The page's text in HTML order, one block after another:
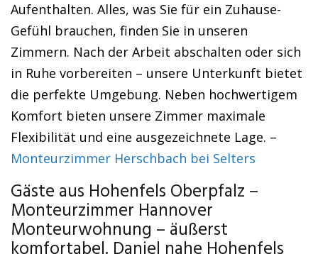
Aufenthalten. Alles, was Sie für ein Zuhause-
Gefühl brauchen, finden Sie in unseren
Zimmern. Nach der Arbeit abschalten oder sich
in Ruhe vorbereiten – unsere Unterkunft bietet
die perfekte Umgebung. Neben hochwertigem
Komfort bieten unsere Zimmer maximale
Flexibilität und eine ausgezeichnete Lage. –
Monteurzimmer Herschbach bei Selters
Gäste aus Hohenfels Oberpfalz –
Monteurzimmer Hannover
Monteurwohnung – äußerst